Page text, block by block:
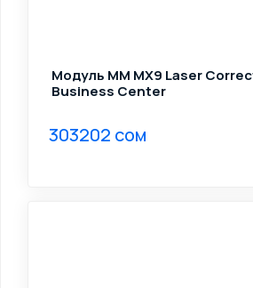
Модуль MM MX9 Laser
Business Center
303202 сом